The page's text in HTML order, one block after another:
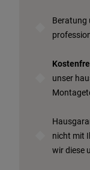
Beratung
unser
nicht mit
wir diese